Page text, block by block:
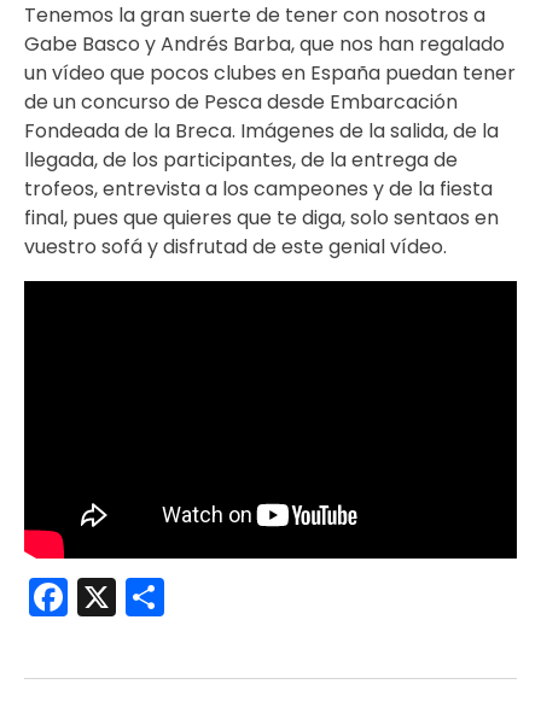
Tenemos la gran suerte de tener con nosotros a
Gabe Basco y Andrés Barba, que nos han regalado
un vídeo que pocos clubes en España puedan tener
de un concurso de Pesca desde Embarcación
Fondeada de la Breca. Imágenes de la salida, de la
llegada, de los participantes, de la entrega de
trofeos, entrevista a los campeones y de la fiesta
final, pues que quieres que te diga, solo sentaos en
vuestro sofá y disfrutad de este genial vídeo.
Facebook
X